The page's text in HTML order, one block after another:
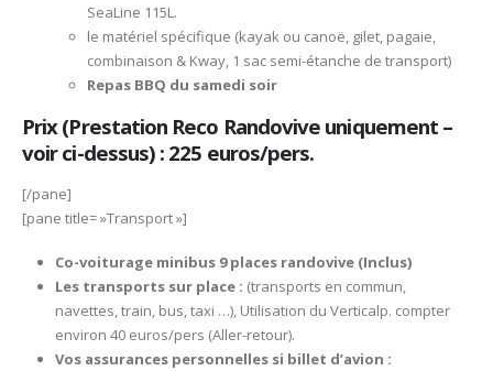
SeaLine 115L.
le matériel spécifique (kayak ou canoë, gilet, pagaie,
combinaison & Kway, 1 sac semi-étanche de transport)
Repas BBQ du samedi soir
Prix (Prestation Reco Randovive uniquement –
voir ci-dessus) : 225 euros/pers.
[/pane]
[pane title= »Transport »]
Co-voiturage minibus 9 places randovive (Inclus)
Les transports sur place : (transports en commun,
navettes, train, bus, taxi …), Utilisation du Verticalp. compter
environ 40 euros/pers (Aller-retour).
Vos assurances personnelles si billet d’avion :